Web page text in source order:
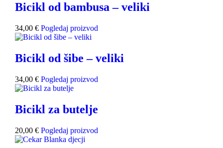
Bicikl od bambusa – veliki
34,00 € Pogledaj proizvod
Bicikl od šibe – veliki
34,00 € Pogledaj proizvod
Bicikl za butelje
20,00 € Pogledaj proizvod